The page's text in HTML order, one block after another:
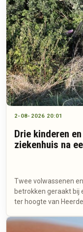
2-08-2026 20:01
Drie kinderen
ziekenhuis na
Twee volwassenen
betrokken geraakt bij
ter hoogte van